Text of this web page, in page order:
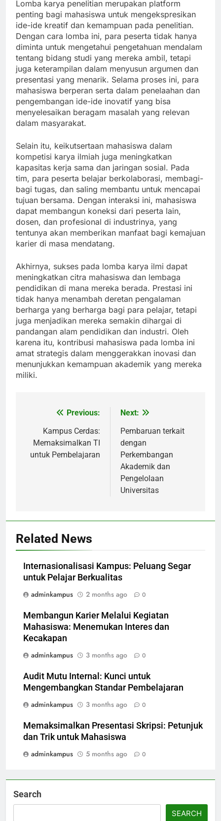
Lomba karya penelitian merupakan platform
penting bagi mahasiswa untuk mengekspresikan
ide-ide kreatif dan kemampuan pada penelitian.
Dengan cara lomba ini, para peserta tidak hanya
diminta untuk mengetahui pengetahuan mendalam
tentang bidang studi yang mereka ambil, tetapi
juga keterampilan dalam menyusun argumen dan
presentasi yang menarik. Selama proses ini, para
mahasiswa berperan serta dalam penelaahan dan
pengembangan ide-ide inovatif yang bisa
menyelesaikan beragam masalah yang relevan
dalam masyarakat.
Selain itu, keikutsertaan mahasiswa dalam
kompetisi karya ilmiah juga meningkatkan
kapasitas kerja sama dan jaringan sosial. Pada
tim, para peserta belajar berkolaborasi, membagi-
bagi tugas, dan saling membantu untuk mencapai
tujuan bersama. Dengan interaksi ini, mahasiswa
dapat membangun koneksi dari peserta lain,
dosen, dan profesional di industrinya, yang
tentunya akan memberikan manfaat bagi kemajuan
karier di masa mendatang.
Akhirnya, sukses pada lomba karya ilmi dapat
meningkatkan citra mahasiswa dan lembaga
pendidikan di mana mereka berada. Prestasi ini
tidak hanya menambah deretan pengalaman
berharga yang berharga bagi para pelajar, tetapi
juga menjadikan mereka semakin dihargai di
pandangan alam pendidikan dan industri. Oleh
karena itu, kontribusi mahasiswa pada lomba ini
amat strategis dalam menggerakkan inovasi dan
menunjukkan kemampuan akademik yang mereka
miliki.
navigation
Previous:
Kampus Cerdas:
Memaksimalkan TI
untuk Pembelajaran
Next:
Pembaruan terkait
dengan
Perkembangan
Akademik dan
Pengelolaan
Universitas
Related News
Internasionalisasi Kampus: Peluang Segar
untuk Pelajar Berkualitas
adminkampus
2 months ago 0
Membangun Karier Melalui Kegiatan
Mahasiswa: Menemukan Interes dan
Kecakapan
adminkampus
3 months ago 0
Audit Mutu Internal: Kunci untuk
Mengembangkan Standar Pembelajaran
adminkampus
3 months ago 0
Memaksimalkan Presentasi Skripsi: Petunjuk
dan Trik untuk Mahasiswa
adminkampus
5 months ago 0
Search
SEARCH